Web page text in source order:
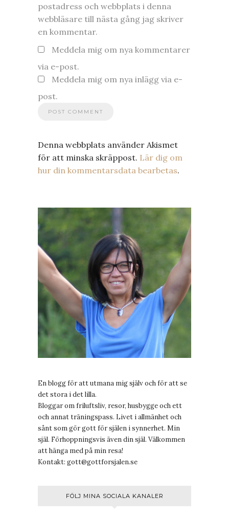
postadress och webbplats i denna
webbläsare till nästa gång jag skriver
en kommentar.
Meddela mig om nya kommentarer
via e-post.
Meddela mig om nya inlägg via e-
post.
Denna webbplats använder Akismet
för att minska skräppost. Lär dig om
hur din kommentarsdata bearbetas.
En blogg för att utmana mig själv och för att se
det stora i det lilla.
Bloggar om friluftsliv, resor, husbygge och ett
och annat träningspass. Livet i allmänhet och
sånt som gör gott för själen i synnerhet. Min
själ. Förhoppningsvis även din själ. Välkommen
att hänga med på min resa!
Kontakt: gott@gottforsjalen.se
FÖLJ MINA SOCIALA KANALER